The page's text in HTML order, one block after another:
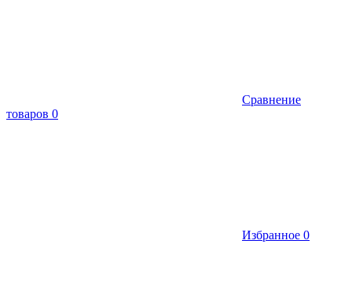
Сравнение
товаров 0
Избранное 0